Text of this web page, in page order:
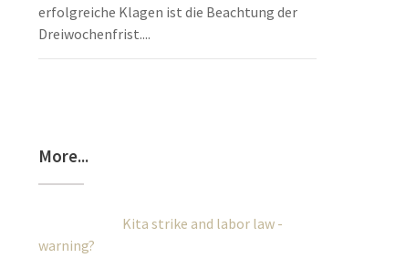
erfolgreiche Klagen ist die Beachtung der
Dreiwochenfrist....
More...
Kita strike and labor law -
warning?